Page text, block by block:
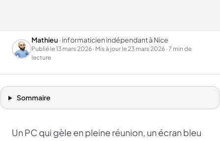
Mathieu· informaticien indépendant à Nice
Publié le13 mars 2026 · Mis à jour le23 mars 2026 · 7 min de
lecture
Sommaire
Un PC qui gèle en pleine réunion, un écran bleu